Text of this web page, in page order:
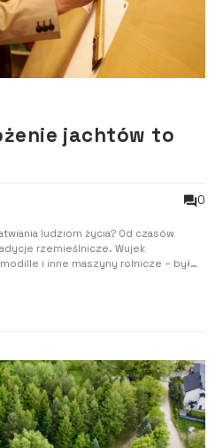
jachtów to
0
ludziom życia? Od czasów
rzemieślnicze. Wujek
i inne maszyny rolnicze – był
transportowe. Razem z